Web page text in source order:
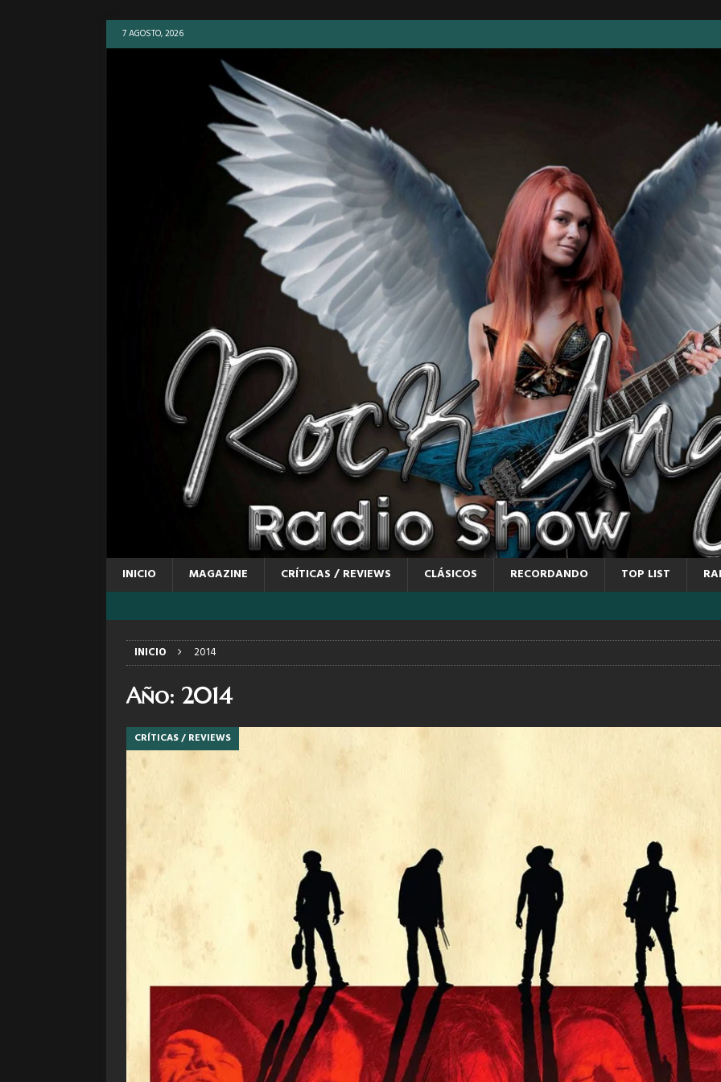
7 AGOSTO, 2026
INICIO MAGAZINE CRÍTICAS / REVIEWS CLÁSICOS RECORDANDO TOP LIST
INICIO 2014
Año: 2014
CRÍTICAS / REVIEWS